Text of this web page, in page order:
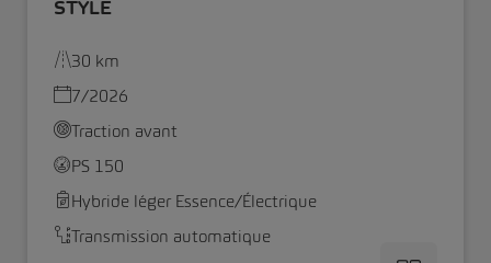
STYLE
30 km
7/2026
Traction avant
PS 150
Hybride léger Essence/Électrique
Transmission automatique